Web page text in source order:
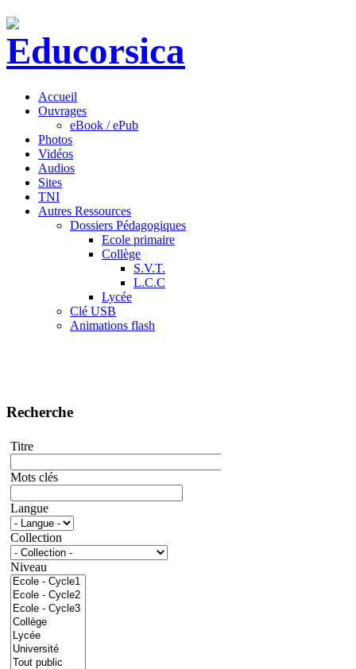
Accueil
Ouvrages
eBook / ePub
Photos
Vidéos
Audios
Sites
TNI
Autres Ressources
Dossiers Pédagogiques
Ecole primaire
Collège
S.V.T.
L.C.C
Lycée
Clé USB
Animations flash
Recherche
Titre
Mots clés
Langue
Collection
Niveau